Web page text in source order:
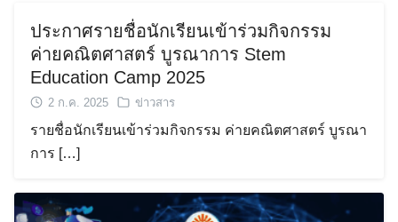
ประกาศรายชื่อนักเรียนเข้าร่วมกิจกรรม
ค่ายคณิตศาสตร์ บูรณาการ Stem
Education Camp 2025
2 ก.ค. 2025 ข่าวสาร
รายชื่อนักเรียนเข้าร่วมกิจกรรม ค่ายคณิตศาสตร์ บูรณา
การ […]